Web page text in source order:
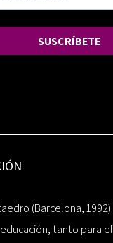
SUSCRÍBETE
(Barcelona,
tanto para